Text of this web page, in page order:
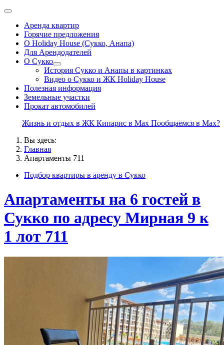
Аренда квартир
Горячие предложения
О Holiday House (Сукко, Анапа)
Для Арендодателей
О Сукко
История Сукко и Анапы в картинках
Видео о Сукко и ЖК Holiday House
Полезная информация
Земельные участки
Прокат автомобилей
Жизнь и отдых в ЖК Кипарис в Max Пообщаемся в Max?
Вы здесь:
Главная
Апартаменты 711
Подбор квартиры в аренду в Сукко
Апартаменты на 6 гостей в
Сукко по адресу Мирная 9 к
1 лот 711